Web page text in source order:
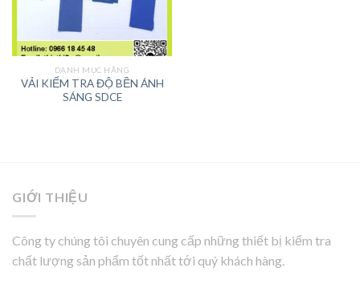
DANH MỤC HÃNG
VẢI KIỂM TRA ĐỘ BỀN ÁNH
SÁNG SDCE
GIỚI THIỆU
Công ty chúng tôi chuyên cung cấp những thiết bị kiểm tra
chất lượng sản phẩm tốt nhất tới quý khách hàng.